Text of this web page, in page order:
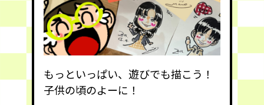
もっといっぱい、遊びでも描こう！
子供の頃のよーに！